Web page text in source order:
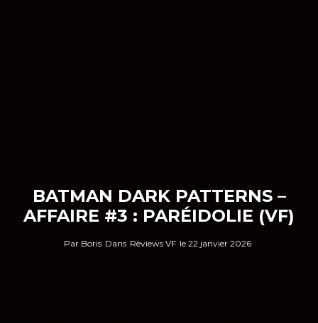
BATMAN DARK PATTERNS –
AFFAIRE #3 : PARÉIDOLIE (VF)
Par Boris Dans Reviews VF le 22 janvier 2026